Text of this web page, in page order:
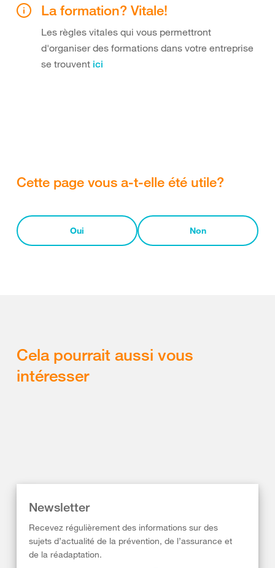
La formation? Vitale!
Les règles vitales qui vous permettront
d'organiser des formations dans votre entreprise
se trouvent ici
Cette page vous a-t-elle été utile?
Oui Non
Cela pourrait aussi vous
intéresser
Newsletter
Recevez régulièrement des informations sur des
sujets d’actualité de la prévention, de l’assurance et
de la réadaptation.